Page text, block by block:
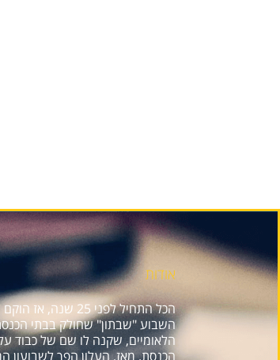
אודות
הכל התחיל לפני 25
השבוע "שבתון" שחולק בבתי
הלאומיים, שקנה לו שם של כבוד
הכנסת. מאז, העלון הפך לשבועון